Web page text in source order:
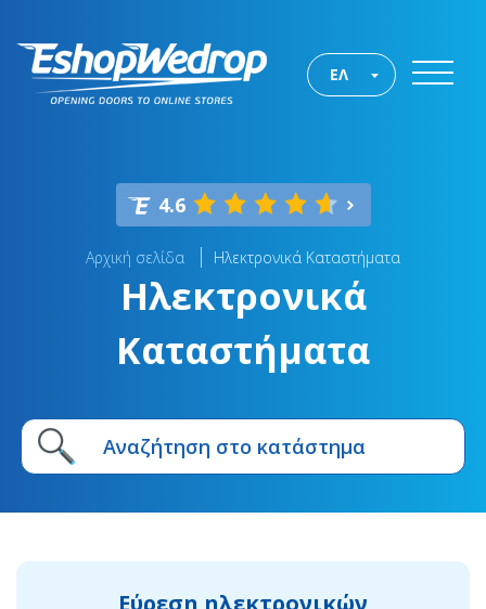
ΕΛ
4.6
Αρχική σελίδα Ηλεκτρονικά Καταστήματα
Ηλεκτρονικά
Καταστήματα
Εύρεση ηλεκτρονικών